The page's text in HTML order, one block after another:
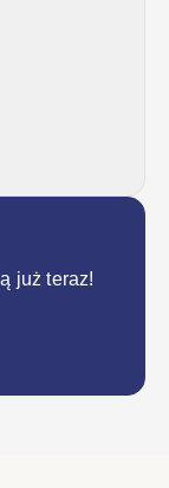
już teraz!